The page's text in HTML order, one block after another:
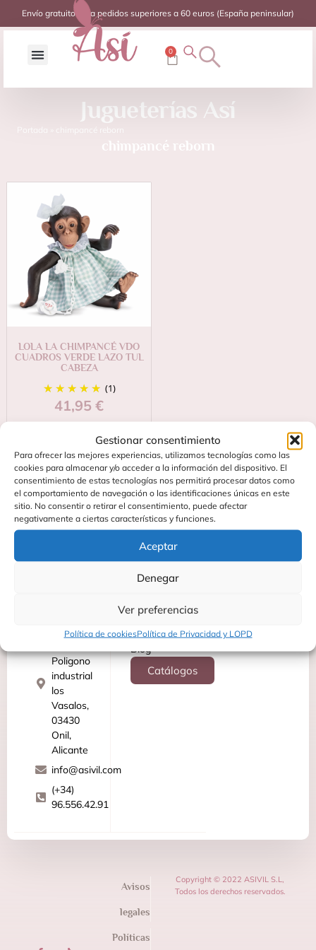
Gestionar consentimiento
Para ofrecer las mejores experiencias, utilizamos tecnologías como las
cookies para almacenar y/o acceder a la información del dispositivo. El
consentimiento de estas tecnologías nos permitirá procesar datos como
el comportamiento de navegación o las identificaciones únicas en este
sitio. No consentir o retirar el consentimiento, puede afectar
negativamente a ciertas características y funciones.
Aceptar
Denegar
Ver preferencias
Política de cookiesPolítica de Privacidad y LOPD
Envío gratuito para pedidos superiores a 60 euros (España peninsular)
0
Jugueterías Así
Portada chimpancé reborn
LOLA LA CHIMPANCÉ VDO
CUADROS VERDE LAZO TUL
CABEZA
(1)
41,95 €
Añadir al carrito
Fundidores
Poligono
industrial
los
Vasalos,
03430
Onil,
Alicante
info@asivil.com
(+34)
96.556.42.91
Preguntas
Frecuentes
Blog
Catálogos
Avisos
legales
Políticas
Copyright © 2022 ASIVIL S.L,
Todos los derechos reservados.